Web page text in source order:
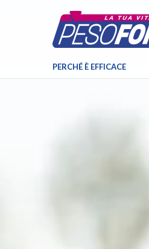
PERCHÉ È EFFICACE